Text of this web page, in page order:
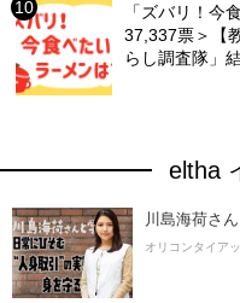
「ズバリ！今
37,337票＞【
らし調査隊」
eltha
川島海荷さ
オリコンタイア